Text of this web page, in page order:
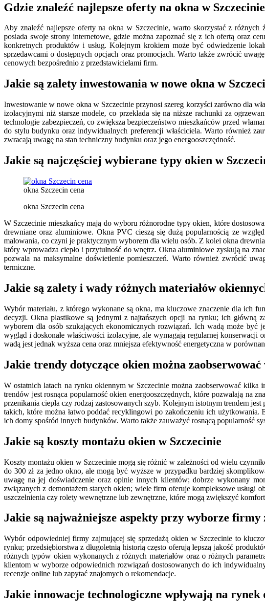
Gdzie znaleźć najlepsze oferty na okna w Szczecinie
Aby znaleźć najlepsze oferty na okna w Szczecinie, warto skorzystać z
posiada swoje strony internetowe, gdzie można zapoznać się z ich ofertą oraz
konkretnych produktów i usług. Kolejnym krokiem może być odwiedzenie
sprzedawcami o dostępnych opcjach oraz promocjach. Warto także zwrócić
cenowych bezpośrednio z przedstawicielami firm.
Jakie są zalety inwestowania w nowe okna w
Inwestowanie w nowe okna w Szczecinie przynosi szereg korzyści zarówno dla
izolacyjnymi niż starsze modele, co przekłada się na niższe rachunki za
technologie zabezpieczeń, co zwiększa bezpieczeństwo mieszkańców przed
do stylu budynku oraz indywidualnych preferencji właściciela. Warto również
zwracają uwagę na stan techniczny budynku oraz jego energooszczędność.
Jakie są najczęściej wybierane typy okien w
okna Szczecin cena
okna Szczecin cena
W Szczecinie mieszkańcy mają do wyboru różnorodne typy okien, które
drewniane oraz aluminiowe. Okna PVC cieszą się dużą popularnością ze
malowania, co czyni je praktycznym wyborem dla wielu osób. Z kolei okna
który wprowadza ciepło i przytulność do wnętrz. Okna aluminiowe zyskują na
pozwala na maksymalne doświetlenie pomieszczeń. Warto również zwrócić
termiczne.
Jakie są zalety i wady różnych materiałów
Wybór materiału, z którego wykonane są okna, ma kluczowe znaczenie dla ich
decyzji. Okna plastikowe są jednymi z najtańszych opcji na rynku; ich główną
wyborem dla osób szukających ekonomicznych rozwiązań. Ich wadą może
wygląd i doskonałe właściwości izolacyjne, ale wymagają regularnej
wadą jest jednak wyższa cena oraz mniejsza efektywność energetyczna w
Jakie trendy dotyczące okien można zaobserwować
W ostatnich latach na rynku okiennym w Szczecinie można zaobserwować
trendów jest rosnąca popularność okien energooszczędnych, które pozwalają na
przenikania ciepła czy rodzaj zastosowanych szyb. Kolejnym istotnym trendem
takich, które można łatwo poddać recyklingowi po zakończeniu ich
ich domy spośród innych budynków. Warto także zauważyć rosnącą popularność
Jakie są koszty montażu okien w Szczecinie
Koszty montażu okien w Szczecinie mogą się różnić w zależności od wielu
do 300 zł za jedno okno, ale mogą być wyższe w przypadku bardziej
uwagę na jej doświadczenie oraz opinie innych klientów; dobrze wykonany
związanych z demontażem starych okien; wiele firm oferuje kompleksowe
uszczelnienia czy rolety wewnętrzne lub zewnętrzne, które mogą zwiększyć
Jakie są najważniejsze aspekty przy wyborze
Wybór odpowiedniej firmy zajmującej się sprzedażą okien w Szczecinie to
rynku; przedsiębiorstwa z długoletnią historią często oferują lepszą jakość
różnych typów okien wykonanych z różnych materiałów oraz o różnych
klientom w wyborze odpowiednich rozwiązań dostosowanych do ich
recenzje online lub zapytać znajomych o rekomendacje.
Jakie innowacje technologiczne wpływają na rynek